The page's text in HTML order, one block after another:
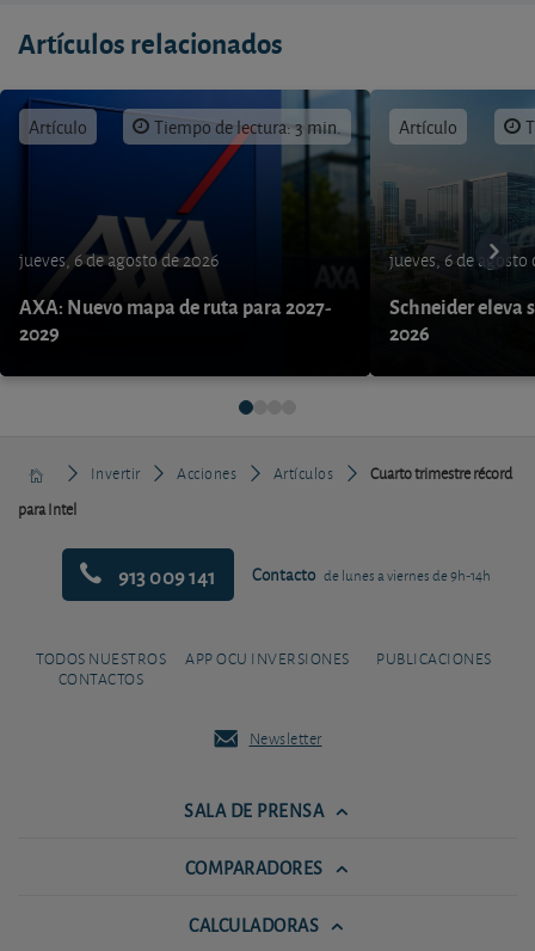
Artículos relacionados
Artículo Tiempo de lectura: 3 min.
jueves, 6 de agosto de 2026
AXA: Nuevo mapa de ruta para 2027-
2029
Artículo
jueves, 6 de agosto
Schneider eleva
2026
Invertir Acciones Artículos
Cuarto trimestre récord
para Intel
913 009 141 Contacto de lunes a viernes de 9h-14h
TODOS NUESTROS
CONTACTOS
APP OCU INVERSIONES PUBLICACIONES
Newsletter
SALA DE PRENSA
COMPARADORES
CALCULADORAS